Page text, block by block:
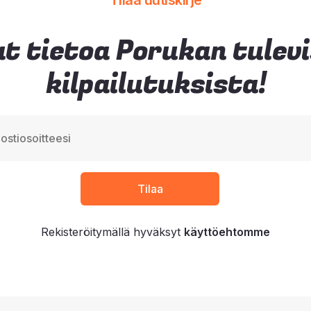
tietoa Porukan
kilpailutuksista!
Rekisteröitymällä hyväksyt käyttöehtomme